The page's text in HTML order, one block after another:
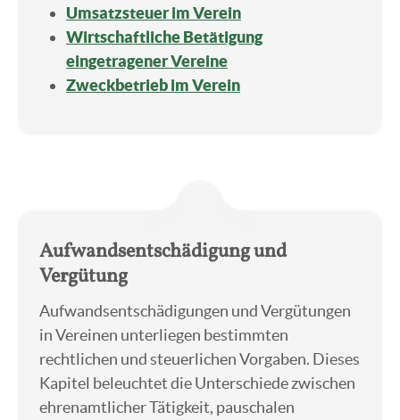
Umsatzsteuer im Verein
Wirtschaftliche Betätigung
eingetragener Vereine
Zweckbetrieb im Verein
Aufwandsentschädigung und
Vergütung
Aufwandsentschädigungen und Vergütungen
in Vereinen unterliegen bestimmten
rechtlichen und steuerlichen Vorgaben. Dieses
Kapitel beleuchtet die Unterschiede zwischen
ehrenamtlicher Tätigkeit, pauschalen